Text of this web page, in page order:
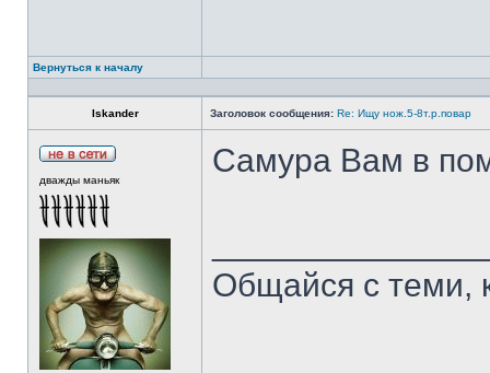
Вернуться к началу
Iskander Заголовок сообщения: Re: Ищу нож.5-8т.р.повар
дважды маньяк
Самура Вам в
Общайся с теми,